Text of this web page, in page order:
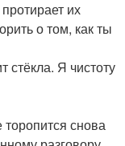
их
о том, как ты
стёкла. Я чистоту
торопится снова